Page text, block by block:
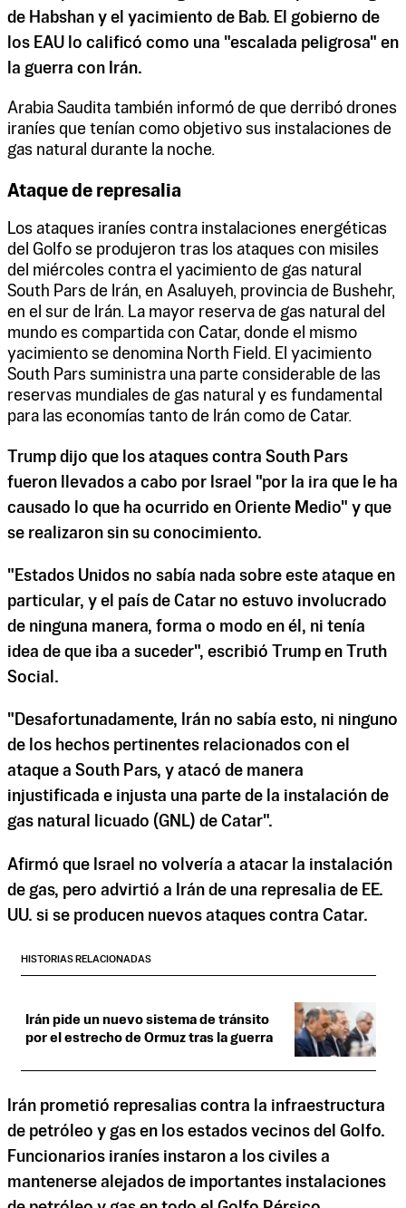
de Habshan y el yacimiento de Bab. El gobierno de
los EAU lo calificó como una "escalada peligrosa" en
la guerra con Irán.
Arabia Saudita también informó de que derribó drones
iraníes que tenían como objetivo sus instalaciones de
gas natural durante la noche.
Ataque de represalia
Los ataques iraníes contra instalaciones energéticas
del Golfo se produjeron tras los ataques con misiles
del miércoles contra el yacimiento de gas natural
South Pars de Irán, en Asaluyeh, provincia de Bushehr,
en el sur de Irán. La mayor reserva de gas natural del
mundo es compartida con Catar, donde el mismo
yacimiento se denomina North Field. El yacimiento
South Pars suministra una parte considerable de las
reservas mundiales de gas natural y es fundamental
para las economías tanto de Irán como de Catar.
Trump dijo que los ataques contra South Pars
fueron llevados a cabo por Israel "por la ira que le ha
causado lo que ha ocurrido en Oriente Medio" y que
se realizaron sin su conocimiento.
"Estados Unidos no sabía nada sobre este ataque en
particular, y el país de Catar no estuvo involucrado
de ninguna manera, forma o modo en él, ni tenía
idea de que iba a suceder", escribió Trump en Truth
Social.
"Desafortunadamente, Irán no sabía esto, ni ninguno
de los hechos pertinentes relacionados con el
ataque a South Pars, y atacó de manera
injustificada e injusta una parte de la instalación de
gas natural licuado (GNL) de Catar".
Afirmó que Israel no volvería a atacar la instalación
de gas, pero advirtió a Irán de una represalia de EE.
UU. si se producen nuevos ataques contra Catar.
HISTORIAS RELACIONADAS
Irán pide un nuevo sistema de tránsito
por el estrecho de Ormuz tras la guerra
Irán prometió represalias contra la infraestructura
de petróleo y gas en los estados vecinos del Golfo.
Funcionarios iraníes instaron a los civiles a
mantenerse alejados de importantes instalaciones